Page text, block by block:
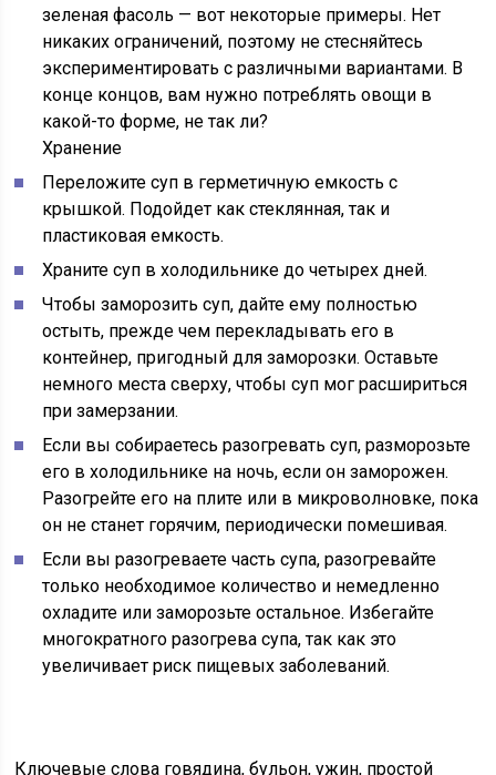
зеленая фасоль — вот некоторые примеры. Нет
никаких ограничений, поэтому не стесняйтесь
экспериментировать с различными вариантами. В
конце концов, вам нужно потреблять овощи в
какой-то форме, не так ли?
Хранение
Переложите суп в герметичную емкость с
крышкой. Подойдет как стеклянная, так и
пластиковая емкость.
Храните суп в холодильнике дочетырех дней.
Чтобы заморозить суп, дайте ему полностью
остыть, прежде чем перекладывать его в
контейнер, пригодный для заморозки. Оставьте
немного места сверху, чтобы суп мог расшириться
при замерзании.
Если вы собираетесь разогревать суп, разморозьте
его в холодильнике на ночь, если он заморожен.
Разогрейте его на плите или в микроволновке, пока
он не станет горячим, периодически помешивая.
Если вы разогреваете часть супа, разогревайте
только необходимое количество и немедленно
охладите или заморозьте остальное. Избегайте
многократного разогрева супа, так как это
увеличивает риск пищевых заболеваний.
Ключевые слова говядина, бульон, ужин, простой